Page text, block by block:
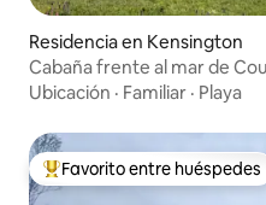
Residencia en Kensington
Cabaña frente al mar de
Ubicación · Familiar · Playa
De los mejores en Favorito
Favorito entre huéspedes